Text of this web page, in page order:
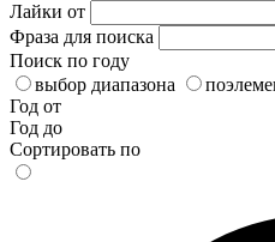
Лайки от
Фраза для поиска
Поиск по году
выбор диапазона
Год от
Год до
Сортировать по